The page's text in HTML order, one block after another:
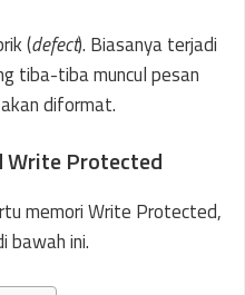
(defect). Biasanya terjadi
tiba-tiba muncul pesan
diformat.
Write Protected
memori Write Protected,
bawah ini.